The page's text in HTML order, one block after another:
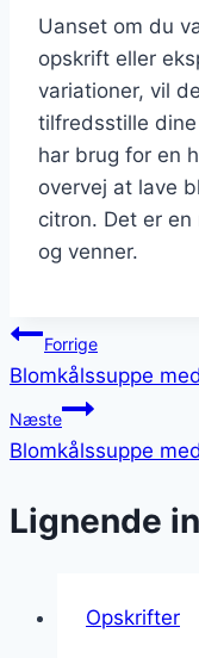
Uanset om du
opskrift eller
variationer, vil
tilfredsstille
har brug for en
overvej at lave
citron. Det er
og venner.
Forrige
Blomkålssuppe
Næste
Blomkålssuppe
Lignende
Opskrifter